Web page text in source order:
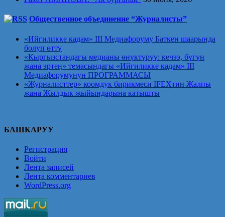
Общественное объединение “Журналисты”
«Ийгиликке кадам» III Медиафоруму Баткен шаарында
болуп өттү
«Кыргызстандагы медианы өнүктүрүү: кечээ, бүгүн
жана эртеӊ» темасындагы «Ийгиликке кадам» III
Медиафорумунун ПРОГРАММАСЫ
«Журналисттер» коомдук бирикмеси IFEXтин Жалпы
жана Жылдык жыйындарына катышты
БАШКАРУУ
Регистрация
Войти
Лента записей
Лента комментариев
WordPress.org